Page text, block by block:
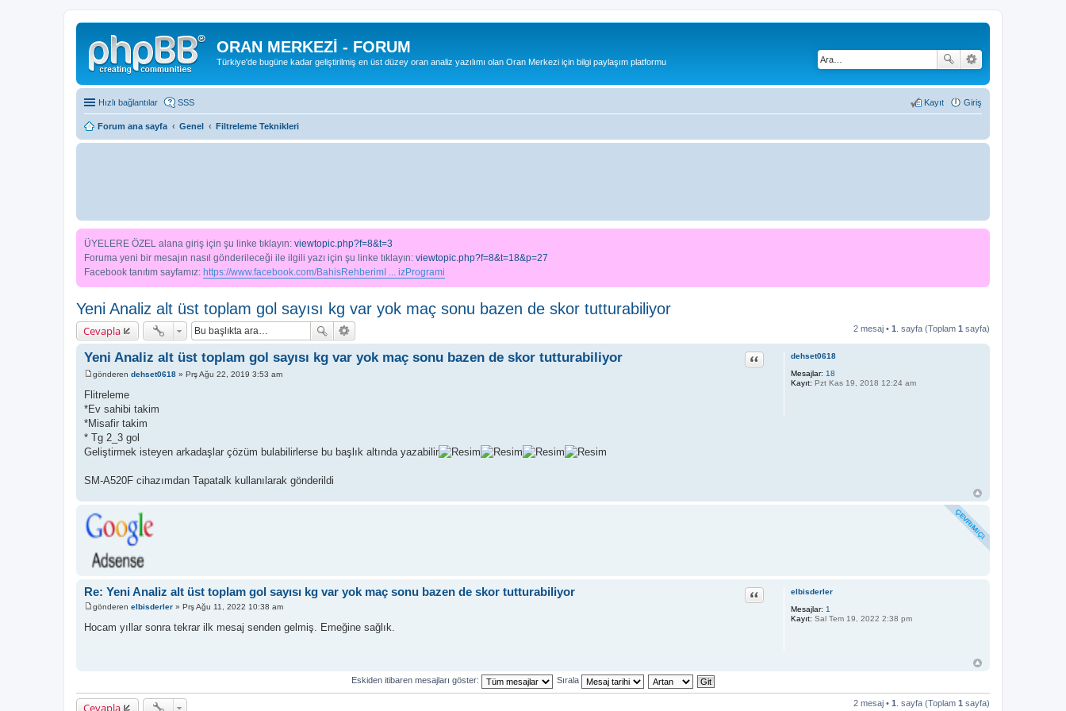
ORAN MERKEZİ - FORUM
Türkiye'de bugüne kadar geliştirilmiş en üst düzey oran analiz yazılımı olan Oran Merkezi için bilgi paylaşım platformu
Hızlı bağlantılar SSS Giriş
Kayıt
Forum ana sayfa Genel Filtreleme Teknikleri
ÜYELERE ÖZEL alana giriş için şu linke tıklayın: viewtopic.php?f=8&t=3
Foruma yeni bir mesajın nasıl gönderileceği ile ilgili yazı için şu linke tıklayın: viewtopic.php?f=8&t=18&p=27
Facebook tanıtım sayfamız: https://www.facebook.com/BahisRehberimI ... izProgrami
Yeni Analiz alt üst toplam gol sayısı kg var yok maç sonu bazen de skor tutturabiliyor
Cevapla 2 mesaj • 1 . sayfa (Toplam 1 sayfa)
dehset0618
Mesajlar: 18
Kayıt: Pzt Kas 19, 2018 12:24 am
Yeni Analiz alt üst toplam gol sayısı kg var yok maç sonu bazen de skor tutturabiliyor Alıntı
M
e
s
a
j
gönderen dehset0618 » Prş Ağu 22, 2019 3:53 am
Flitreleme
*Ev sahibi takim
*Misafir takim
* Tg 2_3 gol
Geliştirmek isteyen arkadaşlar çözüm bulabilirlerse bu başlık altında yazabilir
SM-A520F cihazımdan Tapatalk kullanılarak gönderildi
elbisderler
Mesajlar: 1
Kayıt: Sal Tem 19, 2022 2:38 pm
Re: Yeni Analiz alt üst toplam gol sayısı kg var yok maç sonu bazen de skor tutturabiliyor Alıntı
M
s
gönderen elbisderler » Prş Ağu 11, 2022 10:38 am
Hocam yıllar sonra tekrar ilk mesaj senden gelmiş. Emeğine sağlık.
Eskiden itibaren mesajları göster: Sırala
Cevapla 2 mesaj • 1 . sayfa (Toplam 1 sayfa)